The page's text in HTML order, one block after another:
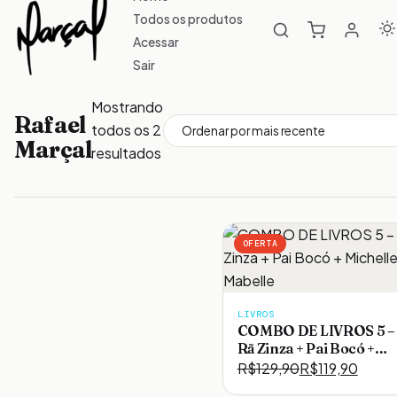
Todos os produtos
Acessar
Sair
Rafael
Marçal
Mostrando
todos os 2
resultados Classificado
mais
OFERTA
LIVROS
COMBO DE LIVROS 5 –
Rã Zinza + Pai Bocó +
Michelle e Mabelle
R$129,90
O
R$119,90
O